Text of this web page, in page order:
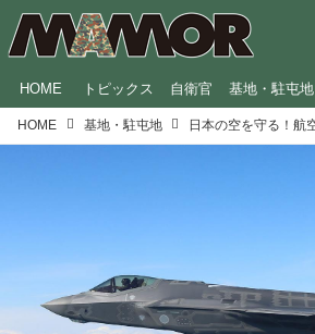
HOME トピックス 自衛官 基地・駐屯地
HOME 基地・駐屯地